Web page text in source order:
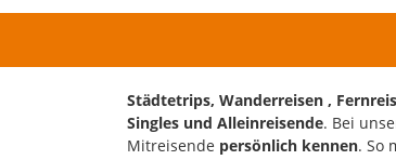
Städtetrips, Wanderreisen ,
Singles und Alleinreisende. Bei
Mitreisende persönlich kennen. So